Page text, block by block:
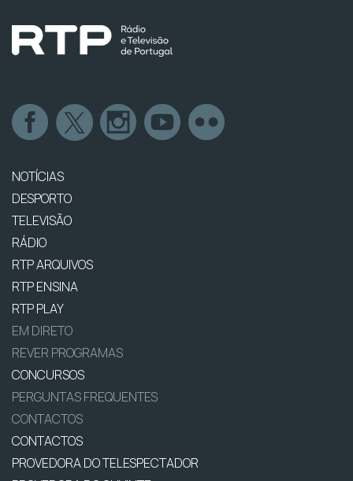
NOTÍCIAS
DESPORTO
TELEVISÃO
RÁDIO
RTP ARQUIVOS
RTP ENSINA
RTP PLAY
EM DIRETO
REVER PROGRAMAS
CONCURSOS
PERGUNTAS FREQUENTES
CONTACTOS
CONTACTOS
PROVEDORA DO TELESPECTADOR